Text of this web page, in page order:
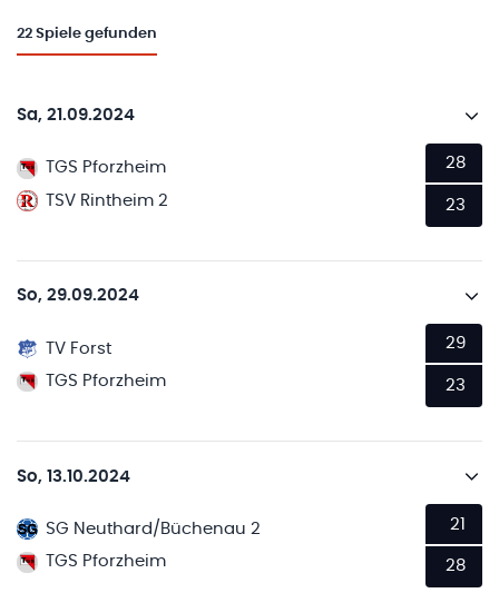
22 Spiele gefunden
Sa, 21.09.2024
TGS Pforzheim
TSV Rintheim 2
28
23
So, 29.09.2024
TV Forst
TGS Pforzheim
29
23
So, 13.10.2024
SG Neuthard/Büchenau 2
TGS Pforzheim
21
28